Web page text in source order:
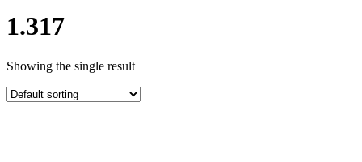
1.317
Showing the single result